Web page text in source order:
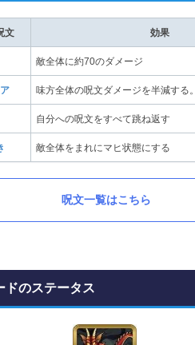
文 効果
敵全体に約70のダメージ
味方全体の呪文ダメージを半減する。
自分への呪文をすべて跳ね返す
敵全体をまれにマヒ状態にする
呪文一覧はこちら
ドのステータス